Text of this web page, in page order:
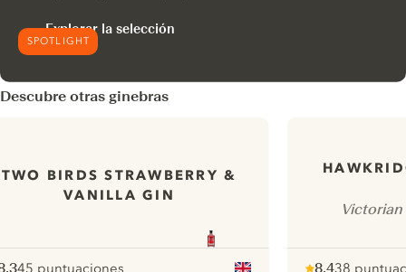
SPOTLIGHT
Explorar la selección
Descubre otras ginebras
TWO BIRDS STRAWBERRY &
VANILLA GIN
45 puntuaciones
8.438